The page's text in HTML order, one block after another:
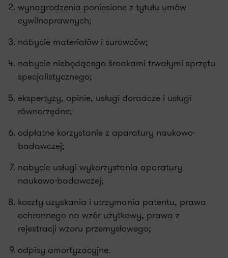
wynagrodzenia poniesione z tytułu umów
cywilnoprawnych;
nabycie materiałów i surowców;
nabycie niebędącego środkami trwałymi sprzętu
specjalistycznego;
ekspertyzy, opinie, usługi doradcze i usługi
równorzędne;
odpłatne korzystanie z aparatury naukowo-
badawczej;
nabycie usługi wykorzystania aparatury
naukowo-badawczej;
koszty uzyskania i utrzymania patentu, prawa
ochronnego na wzór użytkowy, prawa z
rejestracji wzoru przemysłowego;
odpisy amortyzacyjne.